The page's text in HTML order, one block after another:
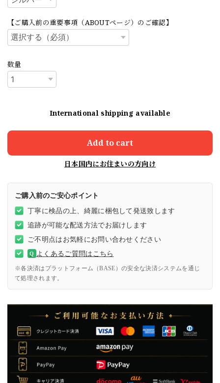
【ご購入前の重要事項（ABOUTページ）のご確認】
数量
International shipping available
Add to cart
日本国内にお住まいの方向け
ご購入前のご安心ポイント
丁寧に検品の上、綺麗に梱包して発送致します
追跡が可能な配送方法でお届けします
ご不明点はお気軽にお問い合わせください
Q よくあるご質問はこちら
※各決済はプラットフォーム（BASE）の安全な決済システムを通じ
て処理されます。